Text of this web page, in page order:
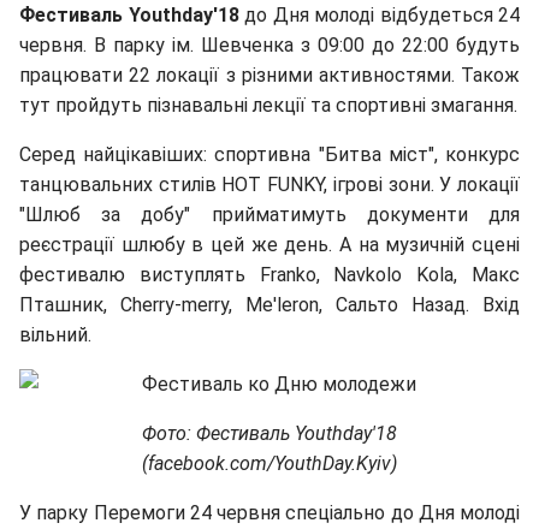
Фестиваль Youthday'18до Дня молоді відбудеться 24
червня. В парку ім. Шевченка з 09:00 до 22:00 будуть
працювати 22 локації з різними активностями. Також
тут пройдуть пізнавальні лекції та спортивні змагання.
Серед найцікавіших: спортивна "Битва міст", конкурс
танцювальних стилів HOT FUNKY, ігрові зони. У локації
"Шлюб за добу" прийматимуть документи для
реєстрації шлюбу в цей же день. А на музичній сцені
фестивалю виступлять Franko, Navkolo Kola, Макс
Пташник, Cherry-merry, Me'leron, Сальто Назад. Вхід
вільний.
Фото: Фестиваль Youthday'18
(facebook.com/YouthDay.Kyiv)
У парку Перемоги 24 червня спеціально до Дня молоді